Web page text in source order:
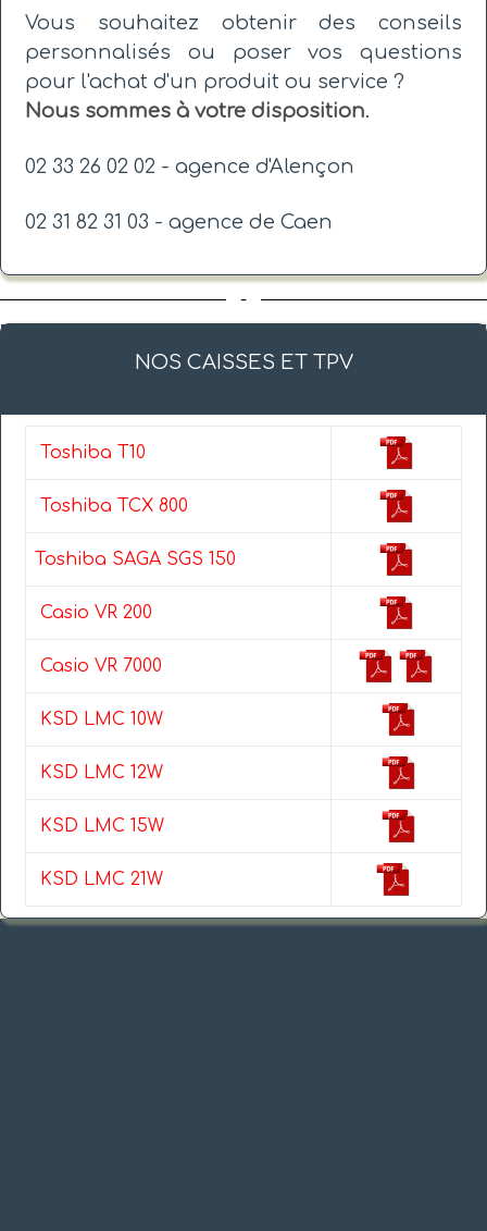
Vous souhaitez obtenir des conseils
personnalisés ou poser vos questions
pour l'achat d'un produit ou service ?
Nous sommes à votre disposition.
02 33 26 02 02 - agence d'Alençon
02 31 82 31 03 - agence de Caen
-
NOS CAISSES ET TPV
Toshiba T10
Toshiba TCX 800
Toshiba SAGA SGS 150
Casio VR 200
Casio VR 7000
KSD LMC 10W
KSD LMC 12W
KSD LMC 15W
KSD LMC 21W